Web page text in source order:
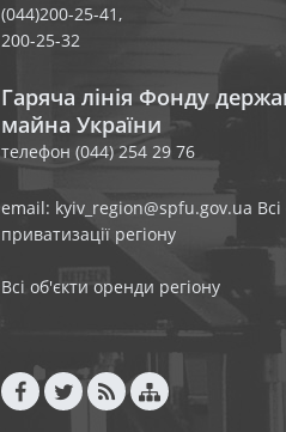
(044)200-25-41,
200-25-32
Гаряча лінія Фонду
майна України
телефон (044) 254 29 76
email: kyiv_region@spfu.gov.ua
приватизації регіону
Всі об'єкти оренди регіону